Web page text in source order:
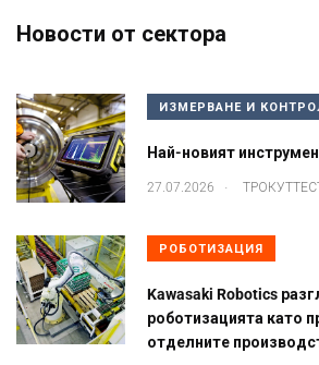
Новости от сектора
ИЗМЕРВАНЕ И
Най-новият
27.07.2026
РОБОТИЗАЦИЯ
Kawasaki Robotics
роботизацията като
отделните